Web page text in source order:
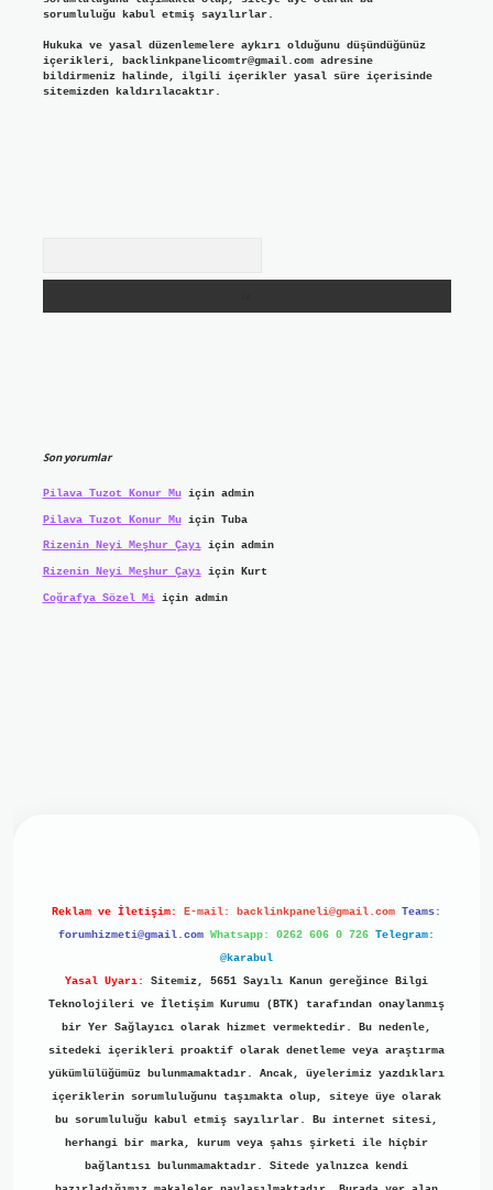
sorumluluğu kabul etmiş sayılırlar.
Hukuka ve yasal düzenlemelere aykırı olduğunu düşündüğünüz
içerikleri, backlinkpanelicomtr@gmail.comadresine
bildirmeniz halinde, ilgili içerikler yasal süre içerisinde
sitemizden kaldırılacaktır.
Son yorumlar
Pilava Tuzot Konur Muiçin admin
Pilava Tuzot Konur Muiçin Tuba
Rizenin Neyi Meşhur Çayıiçin admin
Rizenin Neyi Meşhur Çayıiçin Kurt
Coğrafya Sözel Miiçin admin
Reklam ve İletişim: E-mail: backlinkpaneli@gmail.com Teams:
forumhizmeti@gmail.com Whatsapp: 0262 606 0 726 Telegram:
@karabul
Yasal Uyarı:
Sitemiz, 5651 Sayılı Kanun gereğince Bilgi
Teknolojileri ve İletişim Kurumu (BTK) tarafından onaylanmış
bir Yer Sağlayıcı olarak hizmet vermektedir. Bu nedenle,
sitedeki içerikleri proaktif olarak denetleme veya araştırma
yükümlülüğümüz bulunmamaktadır. Ancak, üyelerimiz yazdıkları
içeriklerin sorumluluğunu taşımakta olup, siteye üye olarak
bu sorumluluğu kabul etmiş sayılırlar. Bu internet sitesi,
herhangi bir marka, kurum veya şahıs şirketi ile hiçbir
bağlantısı bulunmamaktadır. Sitede yalnızca kendi